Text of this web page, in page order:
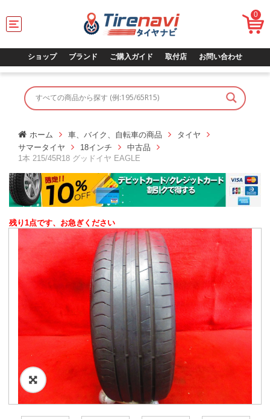
T
o
l
o
n
0
ショップ ブランド ご購入ガイド 取付店 お問い合わせ
ホーム 車、バイク、自転車の商品
タイヤ
サマータイヤ
18インチ
中古品
1本 215/45R18 グッドイヤ EAGLE
残り1点です、お急ぎください